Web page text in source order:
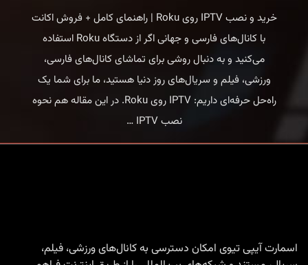
و
حرفه‌ای
خرید و نصب IPTV روی Roku | راهنمای کامل + فروش اکانت
با کانال‌های فارسی و جهانی اگر از دستگاه Roku استفاده
می‌کنید و به دنبال روشی برای تماشای کانال‌های فارسی،
ورزشی، فیلم و سریال‌های روز دنیا هستید، ما برای شما یک
راه‌حل حرفه‌ای داریم: IPTV روی Roku. در این مقاله هم نحوه
نصب IPTV
…
و
|
اسمارت آیپی تیوی امکان دسترسی به کانال‌های ورزشی، فیلم،